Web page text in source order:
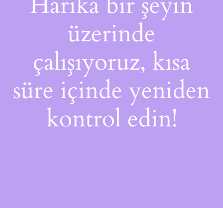
üzerinde
çalışıyoruz, kısa
süre içinde yeniden
kontrol edin!